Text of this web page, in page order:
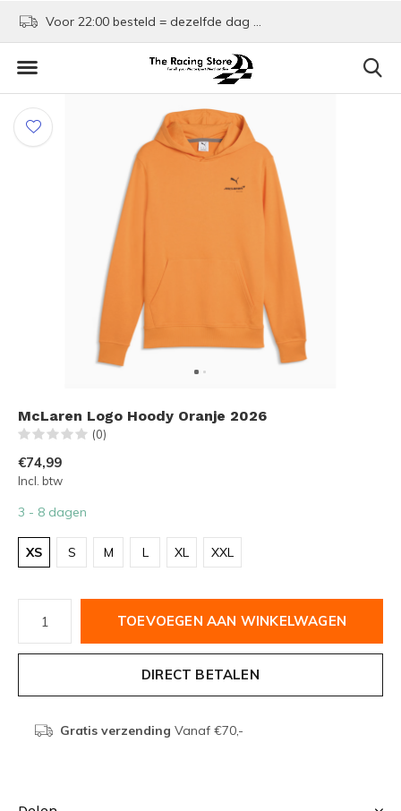
Voor 22:00 besteld = dezelfde dag verzonden!
McLaren Logo Hoody Oranje 2026
(0)
€74,99
Incl. btw
3 - 8 dagen
XS S M L XL XXL
TOEVOEGEN AAN WINKELWAGEN
DIRECT BETALEN
Gratis verzending Vanaf €70,-